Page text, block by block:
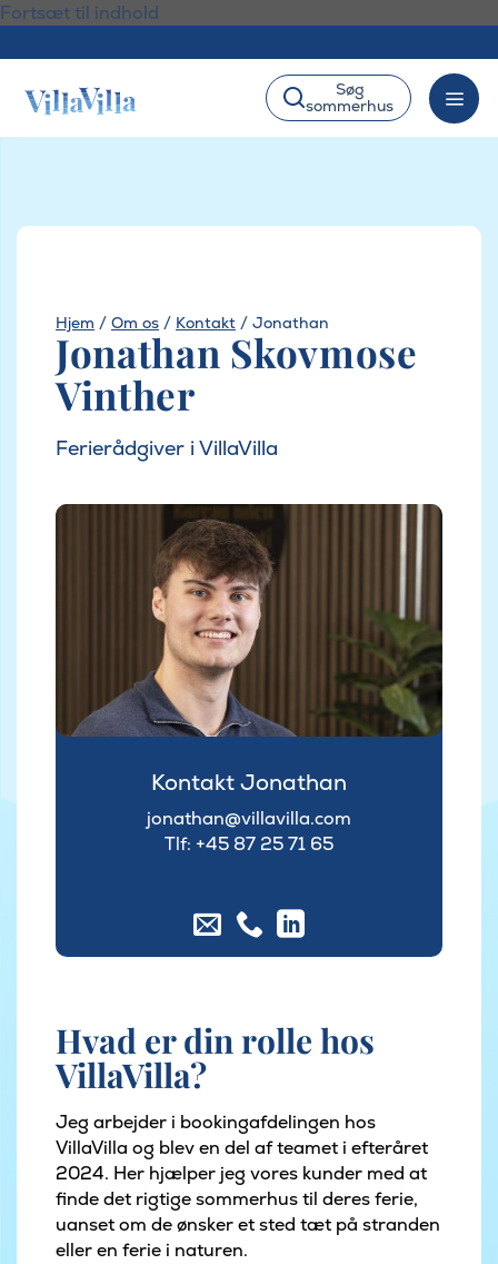
Fortsæt til indhold
Søg
sommerhus
Hjem / Om os / Kontakt / Jonathan
Jonathan Skovmose
Vinther
Ferierådgiver i VillaVilla
Kontakt Jonathan
jonathan@villavilla.com
Tlf: +45 87 25 71 65
Hvad er din rolle hos
VillaVilla?
Jeg arbejder i bookingafdelingen hos
VillaVilla og blev en del af teamet i efteråret
2024. Her hjælper jeg vores kunder med at
finde det rigtige sommerhus til deres ferie,
uanset om de ønsker et sted tæt på stranden
eller en ferie i naturen.